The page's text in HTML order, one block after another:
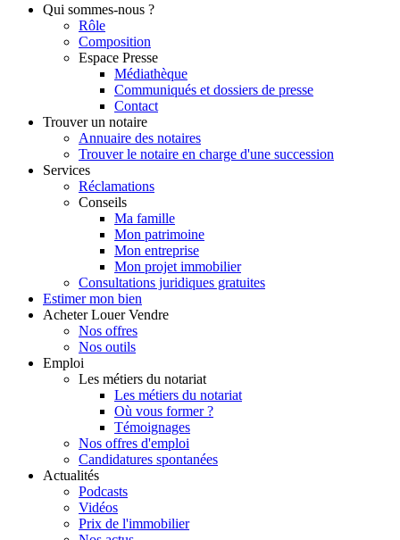
Qui sommes-nous ?
Rôle
Composition
Espace Presse
Médiathèque
Communiqués et dossiers de presse
Contact
Trouver un notaire
Annuaire des notaires
Trouver le notaire en charge d'une succession
Services
Réclamations
Conseils
Ma famille
Mon patrimoine
Mon entreprise
Mon projet immobilier
Consultations juridiques gratuites
Estimer mon bien
Acheter Louer Vendre
Nos offres
Nos outils
Emploi
Les métiers du notariat
Les métiers du notariat
Où vous former ?
Témoignages
Nos offres d'emploi
Candidatures spontanées
Actualités
Podcasts
Vidéos
Prix de l'immobilier